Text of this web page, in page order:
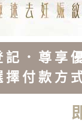
記．尊享
擇付款方